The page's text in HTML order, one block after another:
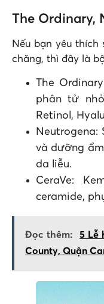
The Ordinary,
Nếu bạn yêu
chăng, thì đây là
The
phân tử
Retinol,
Neutrogena:
và dưỡng
da liễu.
CeraVe:
ceramide,
Đọc thêm:
5 Lễ
County, Quận